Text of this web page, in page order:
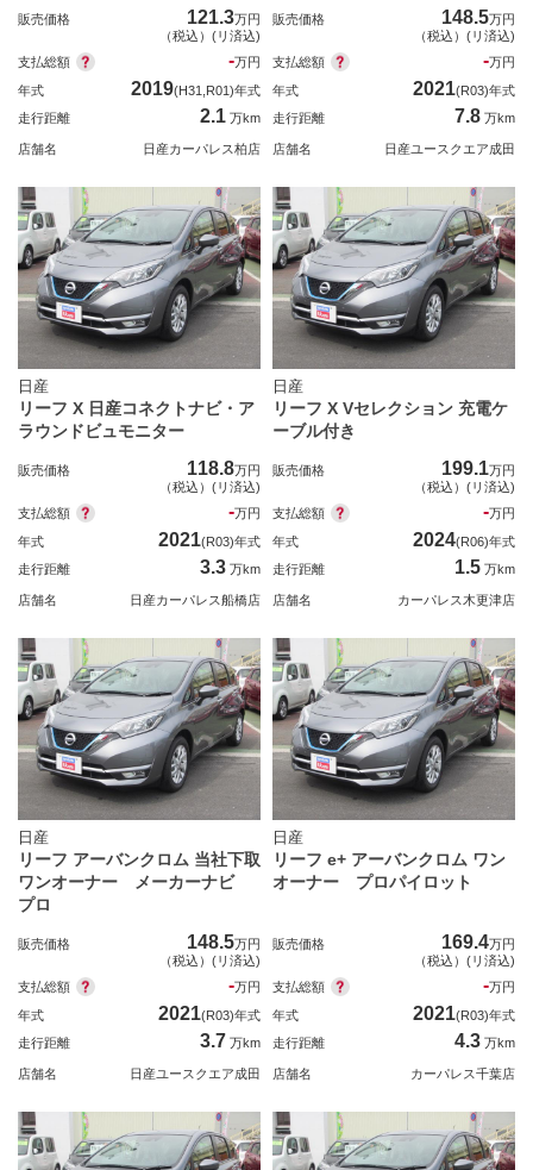
販売価格 121.3万円
（税込）(リ済込)
支払総額
-万円
年式
2019(H31,R01)年式
走行距離
2.1 万km
店舗名 日産カーパレス柏店
販売価格 148.5万円
（税込）(リ済込)
支払総額
-万円
年式
2021(R03)年式
走行距離
7.8 万km
店舗名 日産ユースクエア成田
日産
リーフ X 日産コネクトナビ・ア
ラウンドビュモニター
販売価格 118.8万円
（税込）(リ済込)
支払総額
-万円
年式
2021(R03)年式
走行距離
3.3 万km
店舗名 日産カーパレス船橋店
日産
リーフ X Vセレクション 充電ケ
ーブル付き
販売価格 199.1万円
（税込）(リ済込)
支払総額
-万円
年式
2024(R06)年式
走行距離
1.5 万km
店舗名 カーパレス木更津店
日産
リーフ アーバンクロム 当社下取
ワンオーナー メーカーナビ
プロ
販売価格 148.5万円
（税込）(リ済込)
支払総額
-万円
年式
2021(R03)年式
走行距離
3.7 万km
店舗名 日産ユースクエア成田
日産
リーフ e+ アーバンクロム ワン
オーナー プロパイロット
販売価格 169.4万円
（税込）(リ済込)
支払総額
-万円
年式
2021(R03)年式
走行距離
4.3 万km
店舗名 カーパレス千葉店